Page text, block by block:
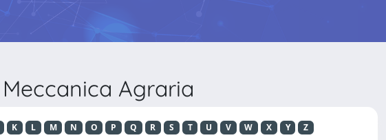
Agraria
K L M N O P Q R S T U V W X Y Z